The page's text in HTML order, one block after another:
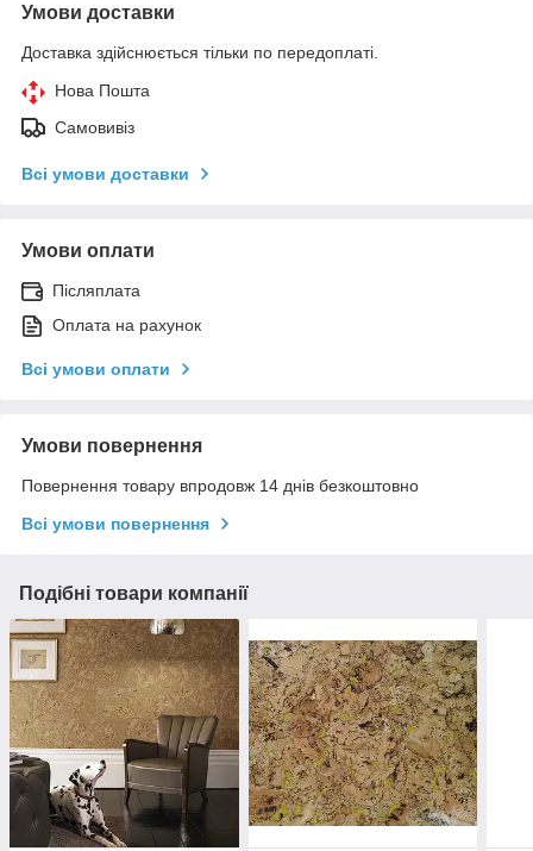
Умови доставки
Доставка здійснюється тільки по передоплаті.
Нова Пошта
Самовивіз
Всі умови доставки
Умови оплати
Післяплата
Оплата на рахунок
Всі умови оплати
Умови повернення
Повернення товару впродовж 14 днів безкоштовно
Всі умови повернення
Подібні товари компанії